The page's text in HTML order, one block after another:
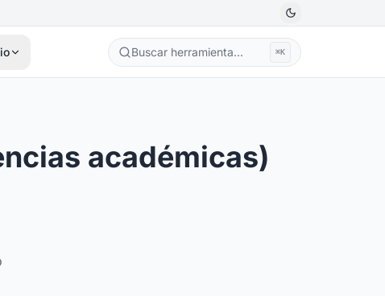
Buscar herramienta... ⌘K
académicas)